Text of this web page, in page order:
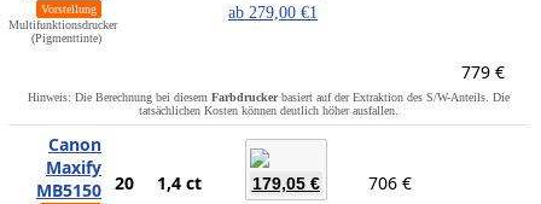
Vorstellung
Multifunktionsdrucker
(Pigmenttinte)
ab 279,00 €1
779 €
Hinweis: Die Berechnung bei diesem Farbdruckerbasiert auf der Extraktion des S/W-Anteils. Die
tatsächlichen Kosten können deutlich höher ausfallen.
Canon
Maxify
MB5150 20 1,4 ct 179,05 € 706 €